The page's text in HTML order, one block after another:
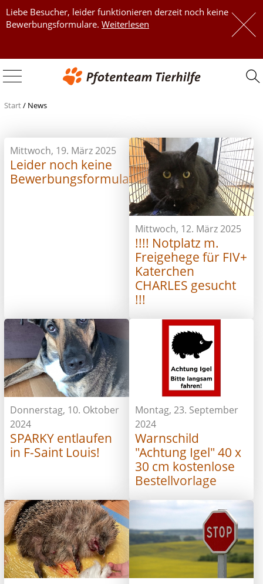
Liebe Besucher, leider funktionieren derzeit noch keine
Bewerbungsformulare. Weiterlesen
Start/ News
Mittwoch, 19. März 2025
Leider noch keine
Bewerbungsformulare
Mittwoch, 12. März 2025
!!!! Notplatz m.
Freigehege für FIV+
Katerchen
CHARLES gesucht
!!!
Donnerstag, 10. Oktober
2024
SPARKY entlaufen
in F-Saint Louis!
Montag, 23. September
2024
Warnschild
"Achtung Igel" 40 x
30 cm kostenlose
Bestellvorlage